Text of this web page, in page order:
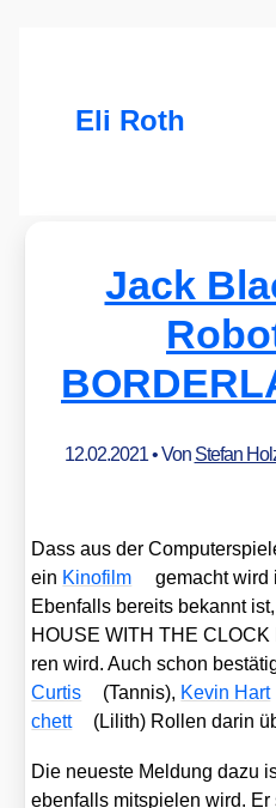
Eli Roth
Jack
12.02.2021• Von Stefan
Dass aus der
ein Kino­film
gemacht wird
Eben­falls bereits bekannt
HOUSE WITH THE
ren wird. Auch schon
Cur­tis
(Tan­nis), Kevin Hart
chett
(Lilith) Rol­len dar­in
Die neu­es­te Mel­dung dazu
eben­falls mit­spie­len wird.